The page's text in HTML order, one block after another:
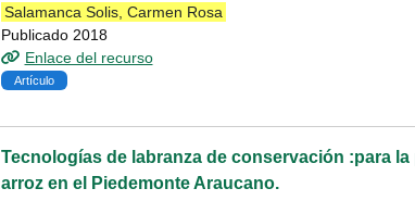
Salamanca Solis, Carmen Rosa
Publicado 2018
Enlace del recurso
Artículo
Tecnologías de labranza de conservación :para
arroz en el Piedemonte Araucano.